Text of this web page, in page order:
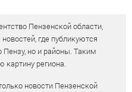
Пензенской области,
где публикуются
но и районы. Таким
региона.
новости Пензенской